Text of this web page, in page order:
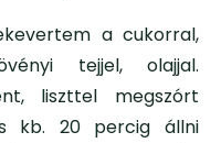
a cukorral,
tejjel, olajjal.
liszttel megszórt
kb. 20 percig állni